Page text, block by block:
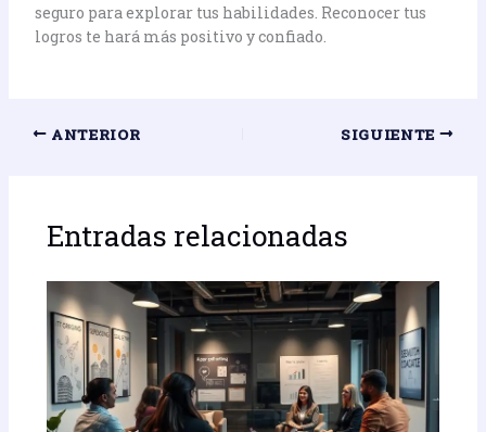
seguro para explorar tus habilidades. Reconocer tus
logros te hará más positivo y confiado.
ANTERIOR SIGUIENTE
Entradas relacionadas